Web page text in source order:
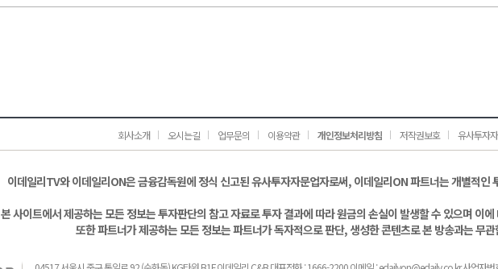
회사소개 오시는길 업무문의 이용약관 개인정보처리방침 저작권보호 유사투자
이데일리TV와 이데일리ON은 금융감독원에 정식 신고된 유사투자자문업자로써, 이데일리ON 파트너는 개별적인
본 사이트에서 제공하는 모든 정보는 투자판단의 참고 자료로 투자 결과에 따라 원금의 손실이 발생할 수 있으며 이
또한 파트너가 제공하는 모든 정보는 파트너가 독자적으로 판단, 생성한 콘텐츠로 본 방송과는 무